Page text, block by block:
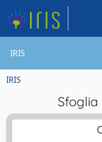
IRIS
IRIS
Sfoglia